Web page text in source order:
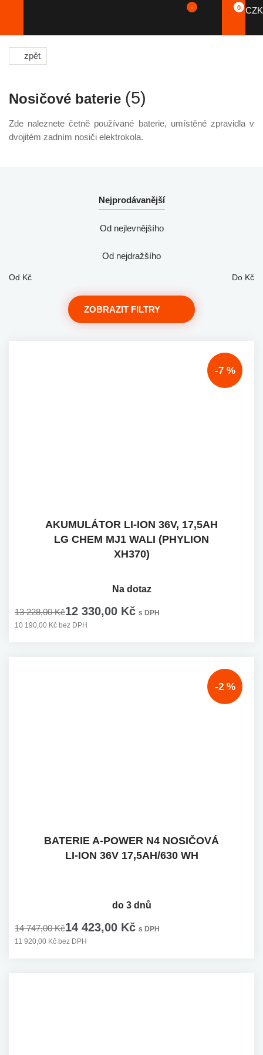
- 0 CZK
zpět
Nosičové baterie (5)
Zde naleznete četně používané baterie, umístěné zpravidla v
dvojitém zadním nosiči elektrokola.
Nejprodávanější
Od nejlevnějšího
Od nejdražšího
Od Kč Do Kč
ZOBRAZIT FILTRY
-7 %
AKUMULÁTOR LI-ION 36V, 17,5AH
LG CHEM MJ1 WALI (PHYLION
XH370)
13 228,00 Kč12 330,00 Kč s DPH
10 190,00 Kč bez DPH
Na dotaz
-2 %
BATERIE A-POWER N4 NOSIČOVÁ
LI-ION 36V 17,5AH/630 WH
14 747,00 Kč14 423,00 Kč s DPH
11 920,00 Kč bez DPH
do 3 dnů